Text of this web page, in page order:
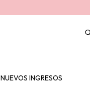
NUEVOS INGRESOS